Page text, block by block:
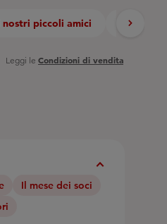
nostri piccoli amici chevron_right
Leggi le Condizioni di vendita
Expand_More
Il mese dei soci